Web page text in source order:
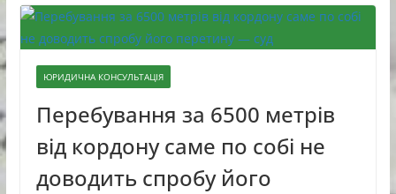
ЮРИДИЧНА КОНСУЛЬТАЦІЯ
Перебування за 6500 метрів
від кордону саме по собі не
доводить спробу його